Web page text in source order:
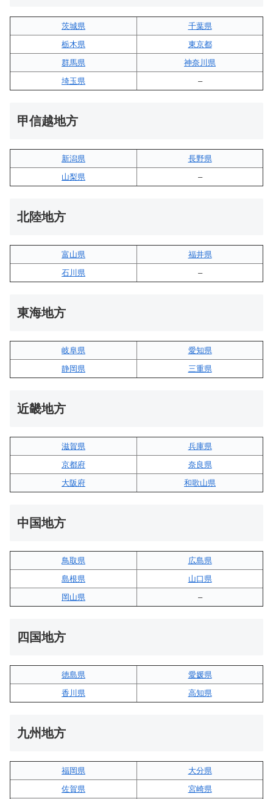
茨城県
千葉県
栃木県
東京都
群馬県
神奈川県
埼玉県
–
甲信越地方
新潟県
長野県
山梨県
–
北陸地方
富山県
福井県
石川県
–
東海地方
岐阜県
愛知県
静岡県
三重県
近畿地方
滋賀県
兵庫県
京都府
奈良県
大阪府
和歌山県
中国地方
鳥取県
広島県
島根県
山口県
岡山県
–
四国地方
徳島県
愛媛県
香川県
高知県
九州地方
福岡県
大分県
佐賀県
宮崎県